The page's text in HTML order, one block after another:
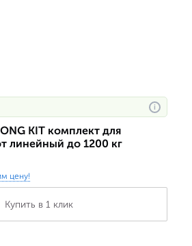
i
KIT комплект для
линейный до 1200 кг
цену!
Купить в 1 клик